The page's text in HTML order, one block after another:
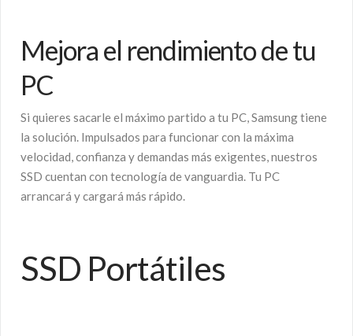
Mejora el rendimiento de tu
PC
Si quieres sacarle el máximo partido a tu PC, Samsung tiene
la solución. Impulsados para funcionar con la máxima
velocidad, confianza y demandas más exigentes, nuestros
SSD cuentan con tecnología de vanguardia. Tu PC
arrancará y cargará más rápido.
SSD Portátiles